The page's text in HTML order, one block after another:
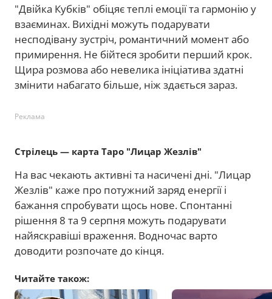
"Двійка Кубків" обіцяє теплі емоції та гармонію у
взаєминах. Вихідні можуть подарувати
несподівану зустріч, романтичний момент або
примирення. Не бійтеся зробити перший крок.
Щира розмова або невелика ініціатива здатні
змінити набагато більше, ніж здається зараз.
Реклама
Стрілець — карта Таро "Лицар Жезлів"
На вас чекають активні та насичені дні. "Лицар
Жезлів" каже про потужний заряд енергії і
бажання спробувати щось нове. Спонтанні
рішення 8 та 9 серпня можуть подарувати
найяскравіші враження. Водночас варто
доводити розпочате до кінця.
Читайте також: